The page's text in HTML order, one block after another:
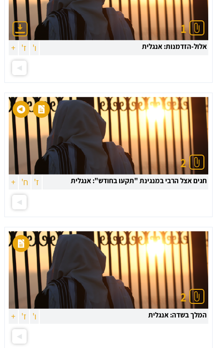
1
אלול-הזדמנות: אנגלית ו' ז' +
2
חגים אצל הרבי במנגינת "תקעו בחודש": אנגלית ז' ח' +
2
המלך בשדה: אנגלית ו' ז' +